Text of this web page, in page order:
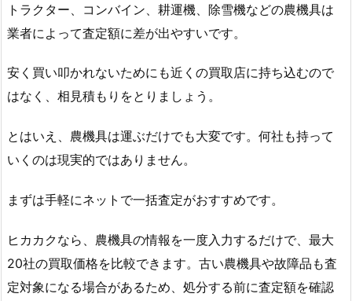
トラクター、コンバイン、耕運機、除雪機などの農機具は
業者によって査定額に差が出やすいです。
安く買い叩かれないためにも近くの買取店に持ち込むので
はなく、相見積もりをとりましょう。
とはいえ、農機具は運ぶだけでも大変です。何社も持って
いくのは現実的ではありません。
まずは手軽にネットで一括査定がおすすめです。
ヒカカクなら、農機具の情報を一度入力するだけで、最大
20社の買取価格を比較できます。古い農機具や故障品も査
定対象になる場合があるため、処分する前に査定額を確認